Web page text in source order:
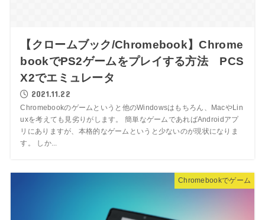
【クロームブック/Chromebook】Chrome
bookでPS2ゲームをプレイする方法 PCS
X2でエミュレータ
2021.11.22
Chromebookのゲームというと他のWindowsはもちろん、MacやLin
uxを考えても見劣りがします。 簡単なゲームであればAndroidアプ
リにありますが、本格的なゲームというと少ないのが現状になりま
す。 しか...
Chromebookでゲーム